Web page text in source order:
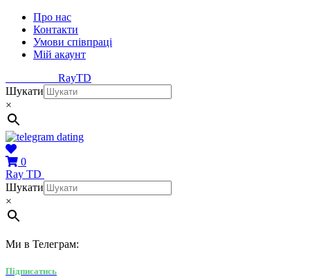
Про нас
Контакти
Умови співпраці
Мій акаунт
RayTD
Шукати
×
0
Ray TD
Шукати
×
Ми в Телеграм:
Підписатись